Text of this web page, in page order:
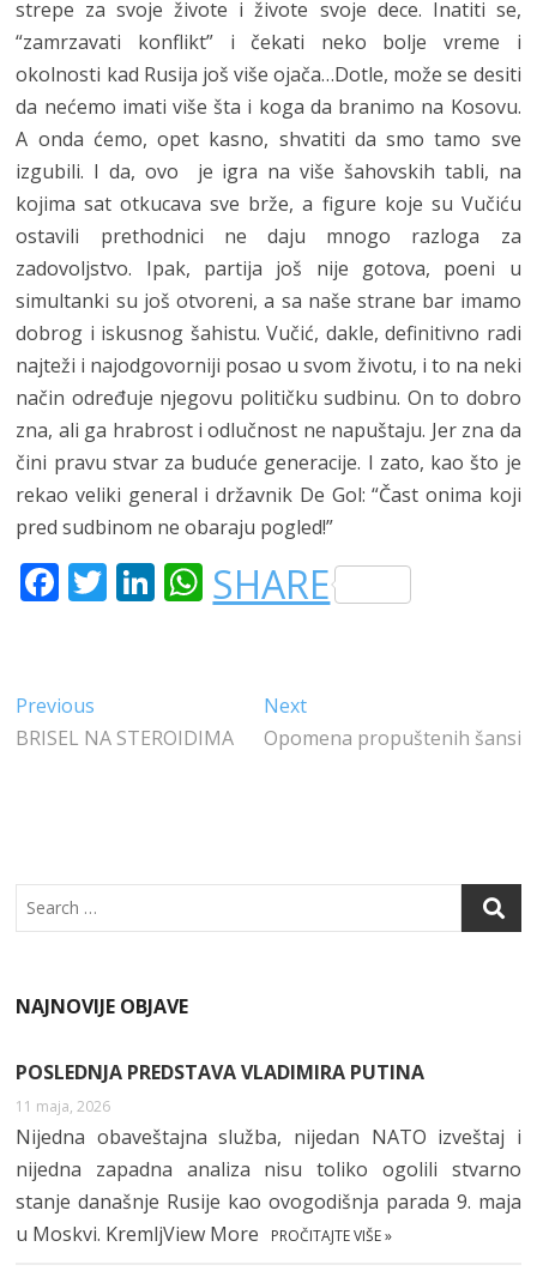
strepe za svoje živote i živote svoje dece. Inatiti se,
“zamrzavati konflikt” i čekati neko bolje vreme i
okolnosti kad Rusija još više ojača…Dotle, može se desiti
da nećemo imati više šta i koga da branimo na Kosovu.
A onda ćemo, opet kasno, shvatiti da smo tamo sve
izgubili. I da, ovo je igra na više šahovskih tabli, na
kojima sat otkucava sve brže, a figure koje su Vučiću
ostavili prethodnici ne daju mnogo razloga za
zadovoljstvo. Ipak, partija još nije gotova, poeni u
simultanki su još otvoreni, a sa naše strane bar imamo
dobrog i iskusnog šahistu. Vučić, dakle, definitivno radi
najteži i najodgovorniji posao u svom životu, i to na neki
način određuje njegovu političku sudbinu. On to dobro
zna, ali ga hrabrost i odlučnost ne napuštaju. Jer zna da
čini pravu stvar za buduće generacije. I zato, kao što je
rekao veliki general i državnik De Gol: “Čast onima koji
pred sudbinom ne obaraju pogled!”
F
E
B
T
E
LI
DI
W
H
S
SHARE
Kretanje
članka
Previous
post:
BRISEL NA STEROIDIMA
NextNext
post:
Opomena propuštenih šansi
Search
NAJNOVIJE OBJAVE
POSLEDNJA PREDSTAVA VLADIMIRA PUTINA
11 maja, 2026
Nijedna obaveštajna služba, nijedan NATO izveštaj i
nijedna zapadna analiza nisu toliko ogolili stvarno
stanje današnje Rusije kao ovogodišnja parada 9. maja
u Moskvi. KremljView More
PROČITAJTE VIŠE »